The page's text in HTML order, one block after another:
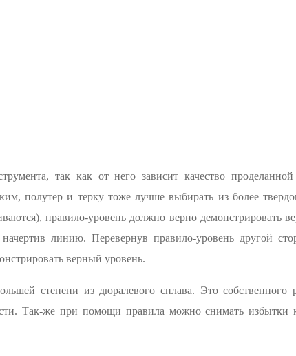
так как от него зависит качество
полутер и терку тоже лучше выбирать из более
правило-уровень должно верно демонстрировать
линию. Перевернув правило-уровень другой
верный уровень.
степени из дюралевого сплава. Это собственного
Так-же при помощи правила можно снимать избытки